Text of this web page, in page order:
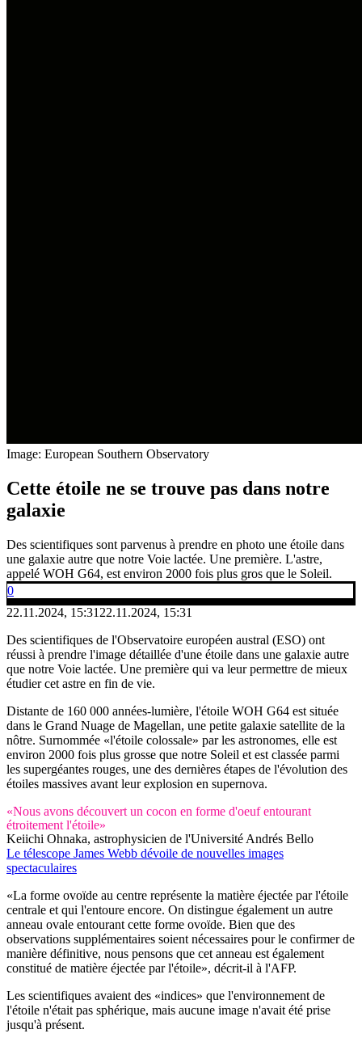
Image: European Southern Observatory
Cette étoile ne se trouve pas dans notre
galaxie
Des scientifiques sont parvenus à prendre en photo une étoile dans
une galaxie autre que notre Voie lactée. Une première. L'astre,
appelé WOH G64, est environ 2000 fois plus gros que le Soleil.
0
22.11.2024, 15:31 22.11.2024, 15:31
Des scientifiques de l'Observatoire européen austral (ESO) ont
réussi à prendre l'image détaillée d'une étoile dans une galaxie autre
que notre Voie lactée. Une première qui va leur permettre de mieux
étudier cet astre en fin de vie.
Distante de 160 000 années-lumière, l'étoile WOH G64 est située
dans le Grand Nuage de Magellan, une petite galaxie satellite de la
nôtre. Surnommée «l'étoile colossale» par les astronomes, elle est
environ 2000 fois plus grosse que notre Soleil et est classée parmi
les supergéantes rouges, une des dernières étapes de l'évolution des
étoiles massives avant leur explosion en supernova.
«Nous avons découvert un cocon en forme d'oeuf entourant
étroitement l'étoile»
Keiichi Ohnaka, astrophysicien de l'Université Andrés Bello
Le télescope James Webb dévoile de nouvelles images
spectaculaires
«La forme ovoïde au centre représente la matière éjectée par l'étoile
centrale et qui l'entoure encore. On distingue également un autre
anneau ovale entourant cette forme ovoïde. Bien que des
observations supplémentaires soient nécessaires pour le confirmer de
manière définitive, nous pensons que cet anneau est également
constitué de matière éjectée par l'étoile», décrit-il à l'AFP.
Les scientifiques avaient des «indices» que l'environnement de
l'étoile n'était pas sphérique, mais aucune image n'avait été prise
jusqu'à présent.